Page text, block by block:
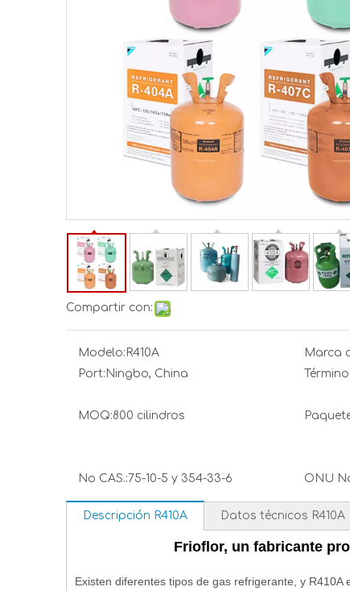
Compartir con:
Modelo: R410A Marca
Port: Ningbo, China
MOQ:800 cilindros
No CAS.:75-10-5 y 354-33-6 ONU
Descripción R410A Datos técnicos R410A
Frioflor, un fabricante
Existen diferentes tipos de gas refrigerante, y